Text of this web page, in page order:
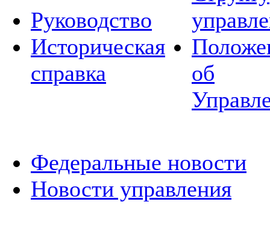
Руководство
Историческая
справка
об
Федеральные новости
Новости управления